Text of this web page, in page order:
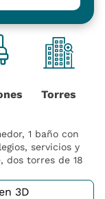
Torres
1 baño con
servicios y
dos torres de 18
3D